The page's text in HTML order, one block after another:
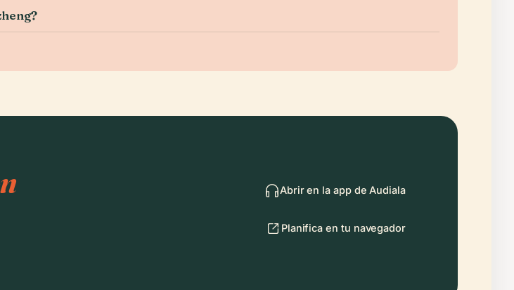
Abrir en la app de Audiala
Planifica en tu navegador